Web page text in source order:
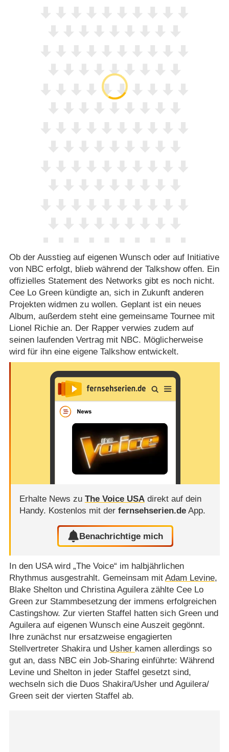
Ob der Ausstieg auf eigenen Wunsch oder auf Initiative
von NBC erfolgt, blieb während der Talkshow offen. Ein
offizielles Statement des Networks gibt es noch nicht.
Cee Lo Green kündigte an, sich in Zukunft anderen
Projekten widmen zu wollen. Geplant ist ein neues
Album, außerdem steht eine gemeinsame Tournee mit
Lionel Richie an. Der Rapper verwies zudem auf
seinen laufenden Vertrag mit NBC. Möglicherweise
wird für ihn eine eigene Talkshow entwickelt.
Erhalte News zu The Voice USAdirekt auf dein
Handy. Kostenlos mit der fernsehserien.deApp.
Benachrichtige mich
In den USA wird „The Voice“ im halbjährlichen
Rhythmus ausgestrahlt. Gemeinsam mit Adam Levine,
Blake Shelton und Christina Aguilera zählte Cee Lo
Green zur Stammbesetzung der immens erfolgreichen
Castingshow. Zur vierten Staffel hatten sich Green und
Aguilera auf eigenen Wunsch eine Auszeit gegönnt.
Ihre zunächst nur ersatzweise engagierten
Stellvertreter Shakira und Usher kamen allerdings so
gut an, dass NBC ein Job-Sharing einführte: Während
Levine und Shelton in jeder Staffel gesetzt sind,
wechseln sich die Duos Shakira/​Usher und Aguilera/​
Green seit der vierten Staffel ab.